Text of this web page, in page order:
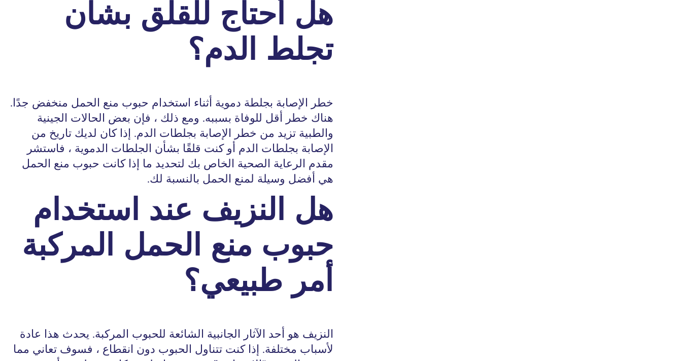
هل أحتاج للقلق بشأن
تجلط الدم؟
خطر الإصابة بجلطة دموية أثناء استخدام حبوب منع الحمل منخفض جدًا.
هناك خطر أقل للوفاة بسببه. ومع ذلك ، فإن بعض الحالات الجينية
والطبية تزيد من خطر الإصابة بجلطات الدم. إذا كان لديك تاريخ من
الإصابة بجلطات الدم أو كنت قلقًا بشأن الجلطات الدموية ، فاستشر
مقدم الرعاية الصحية الخاص بك لتحديد ما إذا كانت حبوب منع الحمل
هي أفضل وسيلة لمنع الحمل بالنسبة لك.
هل النزيف عند استخدام
حبوب منع الحمل المركبة
أمر طبيعي؟
النزيف هو أحد الآثار الجانبية الشائعة للحبوب المركبة. يحدث هذا عادة
لأسباب مختلفة. إذا كنت تتناول الحبوب دون انقطاع ، فسوف تعاني مما